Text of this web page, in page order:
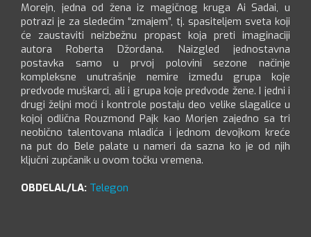
Morejn, jedna od žena iz magičnog kruga Ai Sadai, u
potrazi je za sledećim “zmajem”, tj. spasiteljem sveta koji
će zaustaviti neizbežnu propast koja preti imaginaciji
autora Roberta Džordana. Naizgled jednostavna
postavka samo u prvoj polovini sezone načinje
kompleksne unutrašnje nemire između grupa koje
predvode muškarci, ali i grupa koje predvode žene. I jedni i
drugi željni moći i kontrole postaju deo velike slagalice u
kojoj odlična Rouzmond Pajk kao Morjen zajedno sa tri
neobično talentovana mladića i jednom devojkom kreće
na put do Bele palate u nameri da sazna ko je od njih
ključni zupčanik u ovom točku vremena.
OBDELAL/LA: Telegon